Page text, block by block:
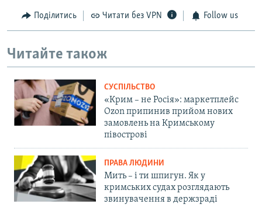
Поділитись Читати без VPN Follow us
Читайте також
СУСПІЛЬСТВО
«Крим – не Росія»: маркетплейс
Ozon припинив прийом нових
замовлень на Кримському
півострові
ПРАВА ЛЮДИНИ
Мить – і ти шпигун. Як у
кримських судах розглядають
звинувачення в держзраді